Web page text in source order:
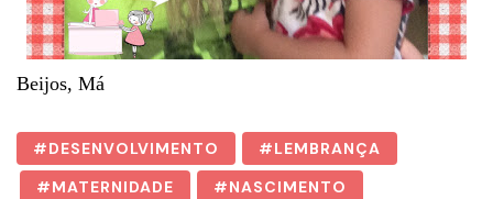
Beijos, Má
DESENVOLVIMENTO
LEMBRANÇA
MATERNIDADE
NASCIMENTO